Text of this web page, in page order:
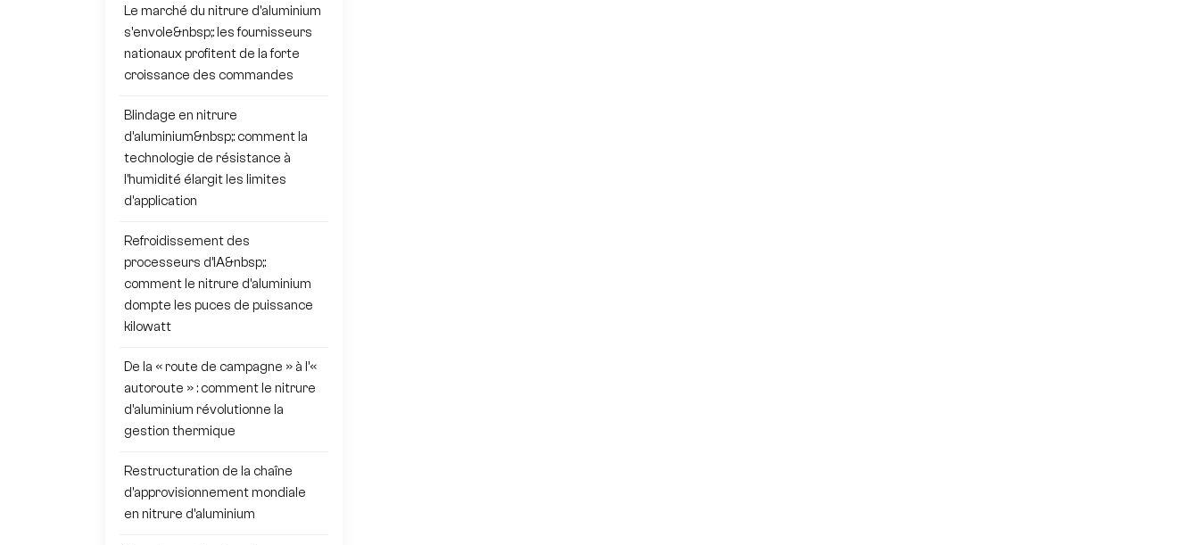
Le marché du nitrure d'aluminium
s'envole&nbsp;: les fournisseurs
nationaux profitent de la forte
croissance des commandes
Blindage en nitrure
d'aluminium&nbsp;: comment la
technologie de résistance à
l'humidité élargit les limites
d'application
Refroidissement des
processeurs d'IA&nbsp;:
comment le nitrure d'aluminium
dompte les puces de puissance
kilowatt
De la « route de campagne » à l'«
autoroute » : comment le nitrure
d'aluminium révolutionne la
gestion thermique
Restructuration de la chaîne
d'approvisionnement mondiale
en nitrure d'aluminium